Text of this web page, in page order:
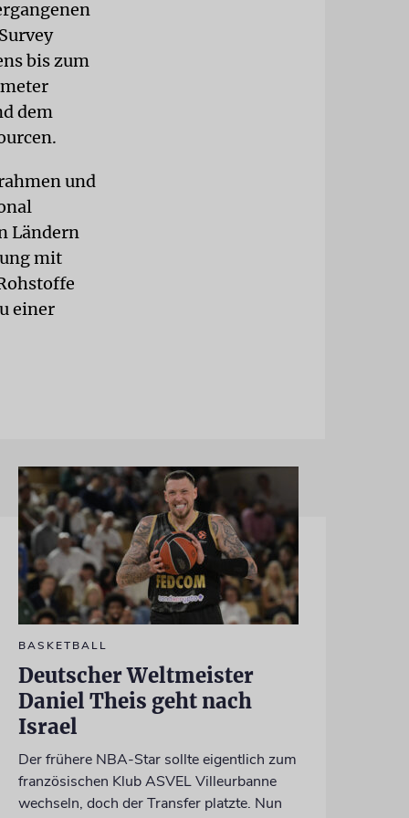
bis zum
dem
und
Ländern
mit
einer
BASKETBALL
Deutscher Weltmeister
Daniel Theis geht nach
Israel
Der frühere NBA-Star sollte eigentlich zum
französischen Klub ASVEL Villeurbanne
wechseln, doch der Transfer platzte. Nun